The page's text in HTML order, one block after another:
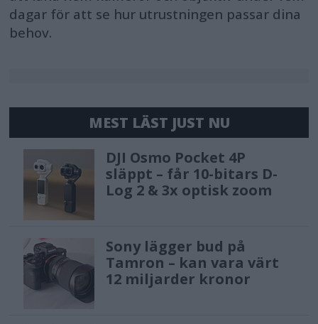
dagar för att se hur utrustningen passar dina
behov.
MEST LÄST JUST NU
DJI Osmo Pocket 4P
släppt – får 10-bitars D-
Log 2 & 3x optisk zoom
Sony lägger bud på
Tamron – kan vara värt
12 miljarder kronor